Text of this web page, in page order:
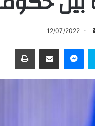
أ
ب
12/07/2022
سكايب ماسنجر مشاركة عبر البريد طباعة